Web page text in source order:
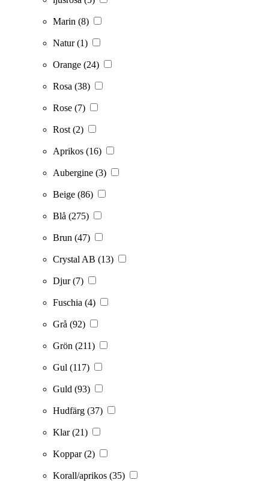
Marin (8)
Natur(1)
Orange (24)
Rosa (38)
Rose (7)
Rost (2)
Aprikos (16)
Aubergine (3)
Beige (86)
Blå (275)
Brun (47)
Crystal AB (13)
Djur(7)
Fuschia (4)
Grå (92)
Grön (211)
Gul (117)
Guld (93)
Hudfärg (37)
Klar(21)
Koppar(2)
Korall/aprikos (35)